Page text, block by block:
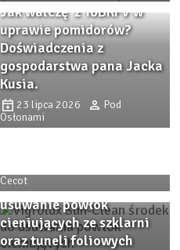
Jak walczę z ToBRFV w
uprawie pomidorów?
Doświadczenia z
gospodarstwa pana Jacka
Kusia.
23 lipca 2026
Pod
Osłonami
Trendy i inspiracje z
Zaborza. Dni Otwarte firmy
Cecot
SunClean – skuteczne
usuwanie powłok
cieniujących ze szklarni
oraz tuneli foliowych